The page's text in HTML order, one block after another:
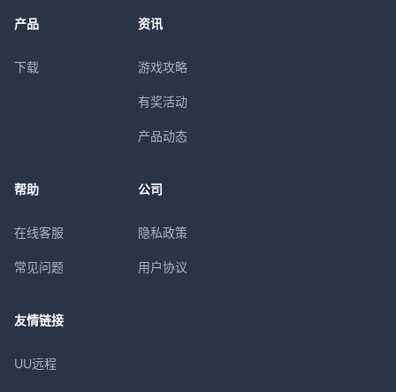
产品
下载
资讯
游戏攻略
有奖活动
产品动态
帮助
在线客服
常见问题
公司
隐私政策
用户协议
友情链接
UU远程